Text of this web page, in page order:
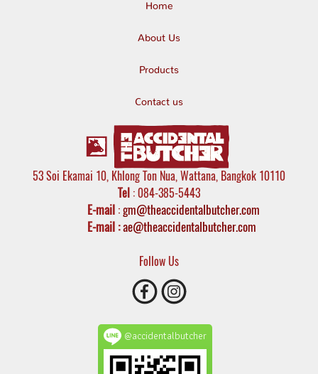
Home
About Us
Products
Contact us
53 Soi Ekamai 10, Khlong Ton Nua, Wattana, Bangkok 10110
Tel : 084-385-5443
E-mail:gm@theaccidentalbutcher.com
E-mail :ae@theaccidentalbutcher.com
Follow Us
@accidentalbutcher